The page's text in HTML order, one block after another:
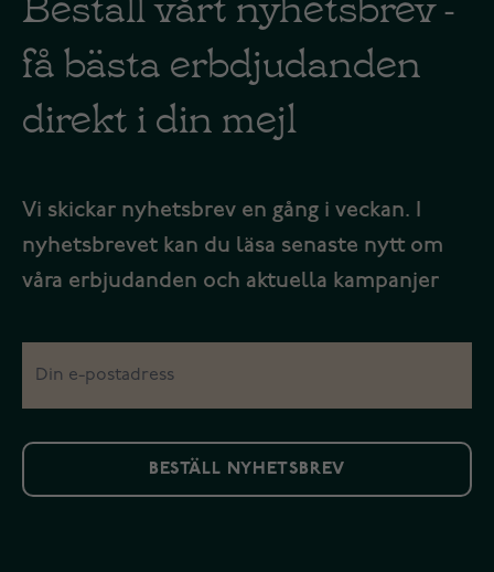
få bästa erbdjudanden
direkt i din mejl
Vi skickar nyhetsbrev en gång i veckan. I
nyhetsbrevet kan du läsa senaste nytt om
våra erbjudanden och aktuella kampanjer
BESTÄLL NYHETSBREV